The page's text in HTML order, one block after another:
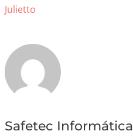
Julietto
Safetec Informática